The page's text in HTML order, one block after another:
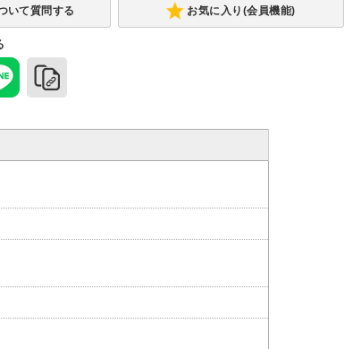
お気に入り(会員機能)